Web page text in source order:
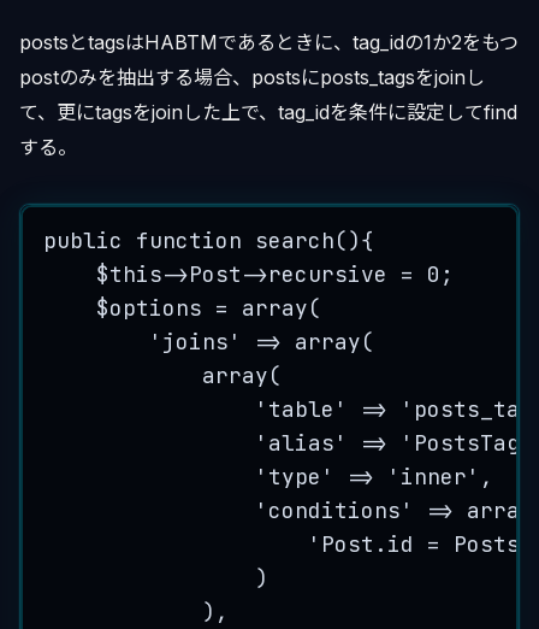
postsとtagsはHABTMであるときに、tag_idの1か2をもつ
postのみを抽出する場合、postsにposts_tagsをjoinし
て、更にtagsをjoinした上で、tag_idを条件に設定してfind
する。
public function search(){
$this->Post->recursive = 0 ;
$options = array(
' joins ' => array(
array(
' table ' => '
' alias ' => ' PostsTag
' type ' => ' inner ' ,
' conditions ' => array
' Post.id =
)
),